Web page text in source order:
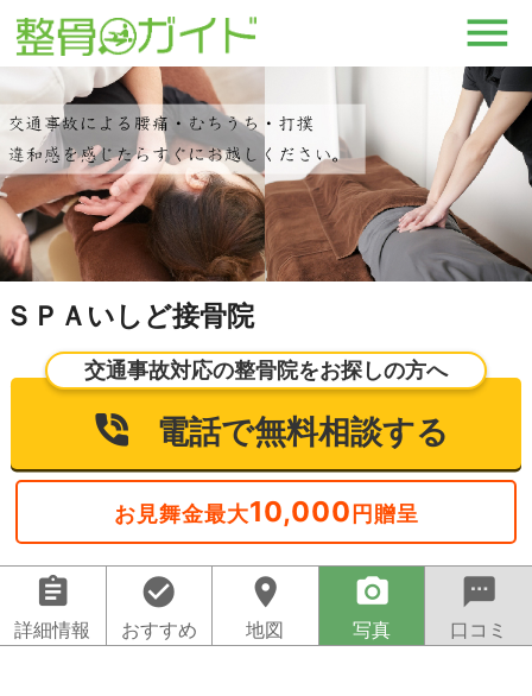
ＳＰＡいしど接骨院
交通事故対応の整骨院をお探しの方へ
電話で無料相談する
お見舞金最大10,000 円贈呈
assignment
詳細情報
check_circle
おすすめ
location_on
地図
camera_alt
写真
sms
口コミ